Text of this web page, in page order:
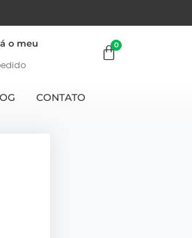
o meu
CONTATO